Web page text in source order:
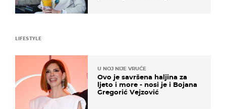
LIFESTYLE
U NOJ NIJE VRUĆE
Ovo je savršena haljina za
ljeto i more - nosi je i Bojana
Gregorić Vejzović